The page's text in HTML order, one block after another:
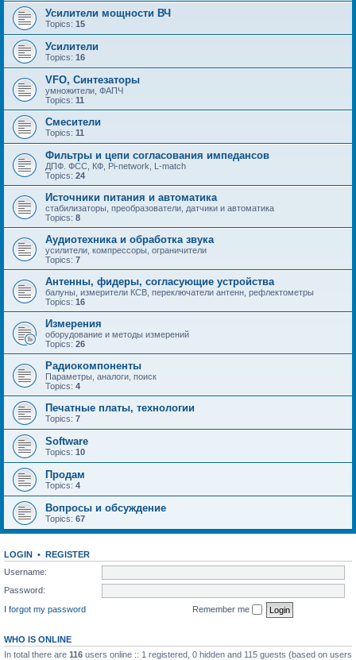
Усилители мощности ВЧ
Topics: 15
Усилители
Topics: 16
VFO, Синтезаторы
умножители, ФАПЧ
Topics: 11
Смесители
Topics: 11
Фильтры и цепи согласования импедансов
ДПФ. ФСС, КФ, Pi-network, L-match
Topics: 24
Источники питания и автоматика
стабилизаторы, преобразователи, датчики и автоматика
Topics: 8
Аудиотехника и обработка звука
усилители, компрессоры, ограничители
Topics: 7
Антенны, фидеры, согласующие устройства
балуны, измерители КСВ, переключатели антенн, рефлектометры
Topics: 16
Измерения
оборудование и методы измерений
Topics: 26
Радиокомпоненты
Параметры, аналоги, поиск
Topics: 4
Печатные платы, технологии
Topics: 7
Software
Topics: 10
Продам
Topics: 4
Вопросы и обсуждение
Topics: 67
LOGIN • REGISTER
Username:
Password:
I forgot my password
Remember me
WHO IS ONLINE
In total there are 116 users online :: 1 registered, 0 hidden and 115 guests (based on users